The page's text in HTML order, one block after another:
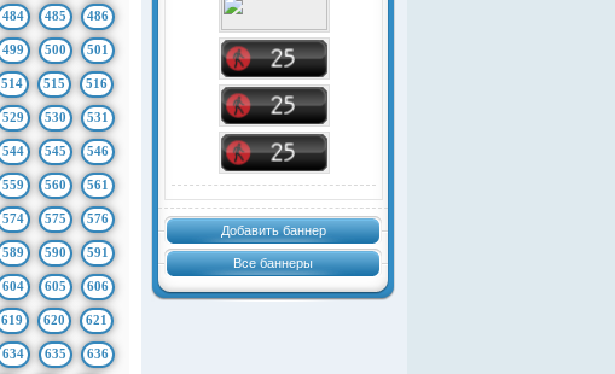
Добавить баннер
Все баннеры
484 485 486
499 500 501
514 515 516
529 530 531
544 545 546
559 560 561
574 575 576
589 590 591
604 605 606
619 620 621
634 635 636